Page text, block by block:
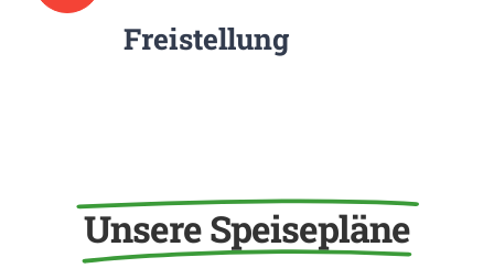
Freistellung
Unsere Speisepläne